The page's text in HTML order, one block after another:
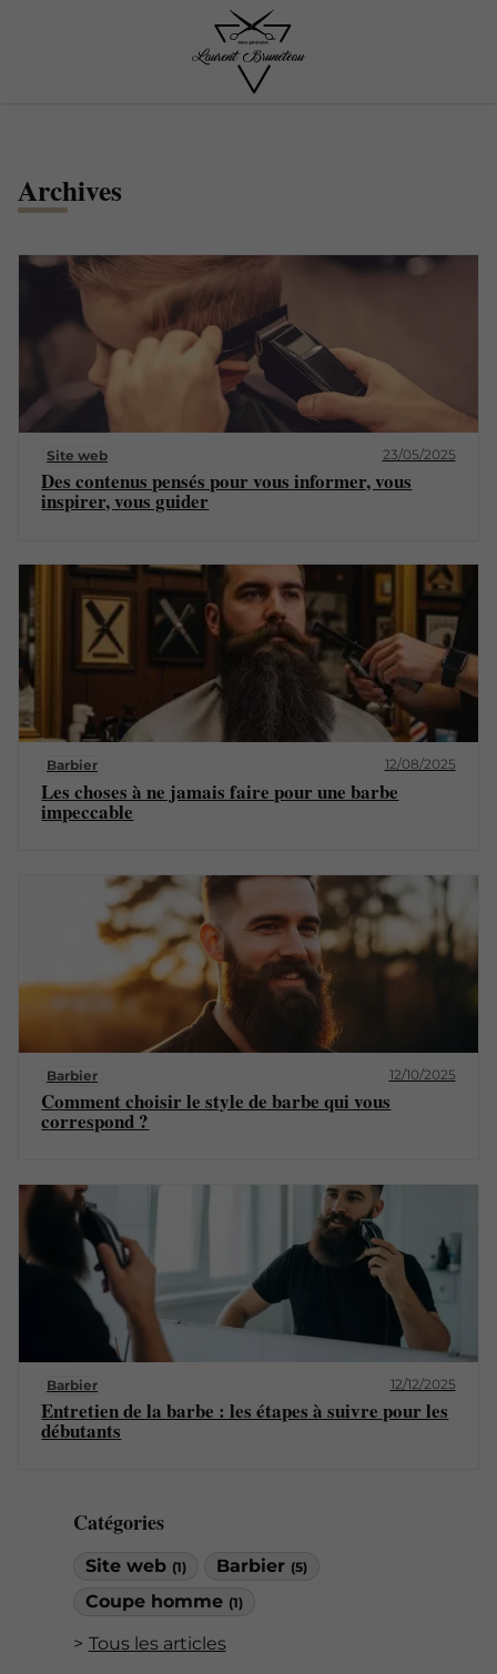
Catégories
Site web (1) Barbier (5)
Coupe homme (1)
Tous les articles
Archives
Site web 23/05/2025
Des contenus pensés pour vous informer, vous
inspirer, vous guider
Barbier 12/08/2025
Les choses à ne jamais faire pour une barbe
impeccable
Barbier 12/10/2025
Comment choisir le style de barbe qui vous
correspond ?
Barbier 12/12/2025
Entretien de la barbe : les étapes à suivre pour les
débutants